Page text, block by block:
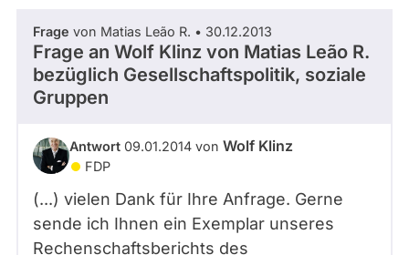
Frage von Matias Leão R. • 30.12.2013
Frage an Wolf Klinz von Matias Leão R.
bezüglich Gesellschaftspolitik, soziale
Gruppen
Antwort 09.01.2014 von Wolf Klinz
FDP
(...) vielen Dank für Ihre Anfrage. Gerne
sende ich Ihnen ein Exemplar unseres
Rechenschaftsberichts des